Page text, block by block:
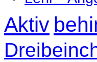
Aktiv